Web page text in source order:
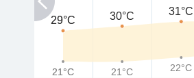
29°C
29°C 30°C 31°C
21°C
21°C 21°C 22°C